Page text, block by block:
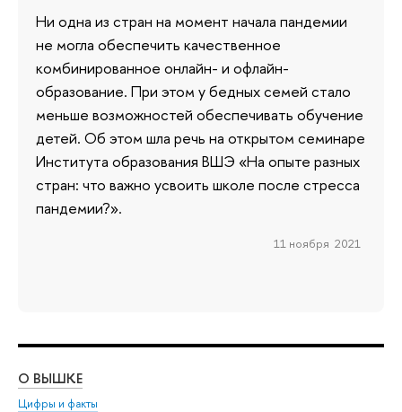
Ни одна из стран на момент начала пандемии
не могла обеспечить качественное
комбинированное онлайн- и офлайн-
образование. При этом у бедных семей стало
меньше возможностей обеспечивать обучение
детей. Об этом шла речь на открытом семинаре
Института образования ВШЭ «На опыте разных
стран: что важно усвоить школе после стресса
пандемии?».
11 ноября 2021
О ВЫШКЕ
Цифры и факты